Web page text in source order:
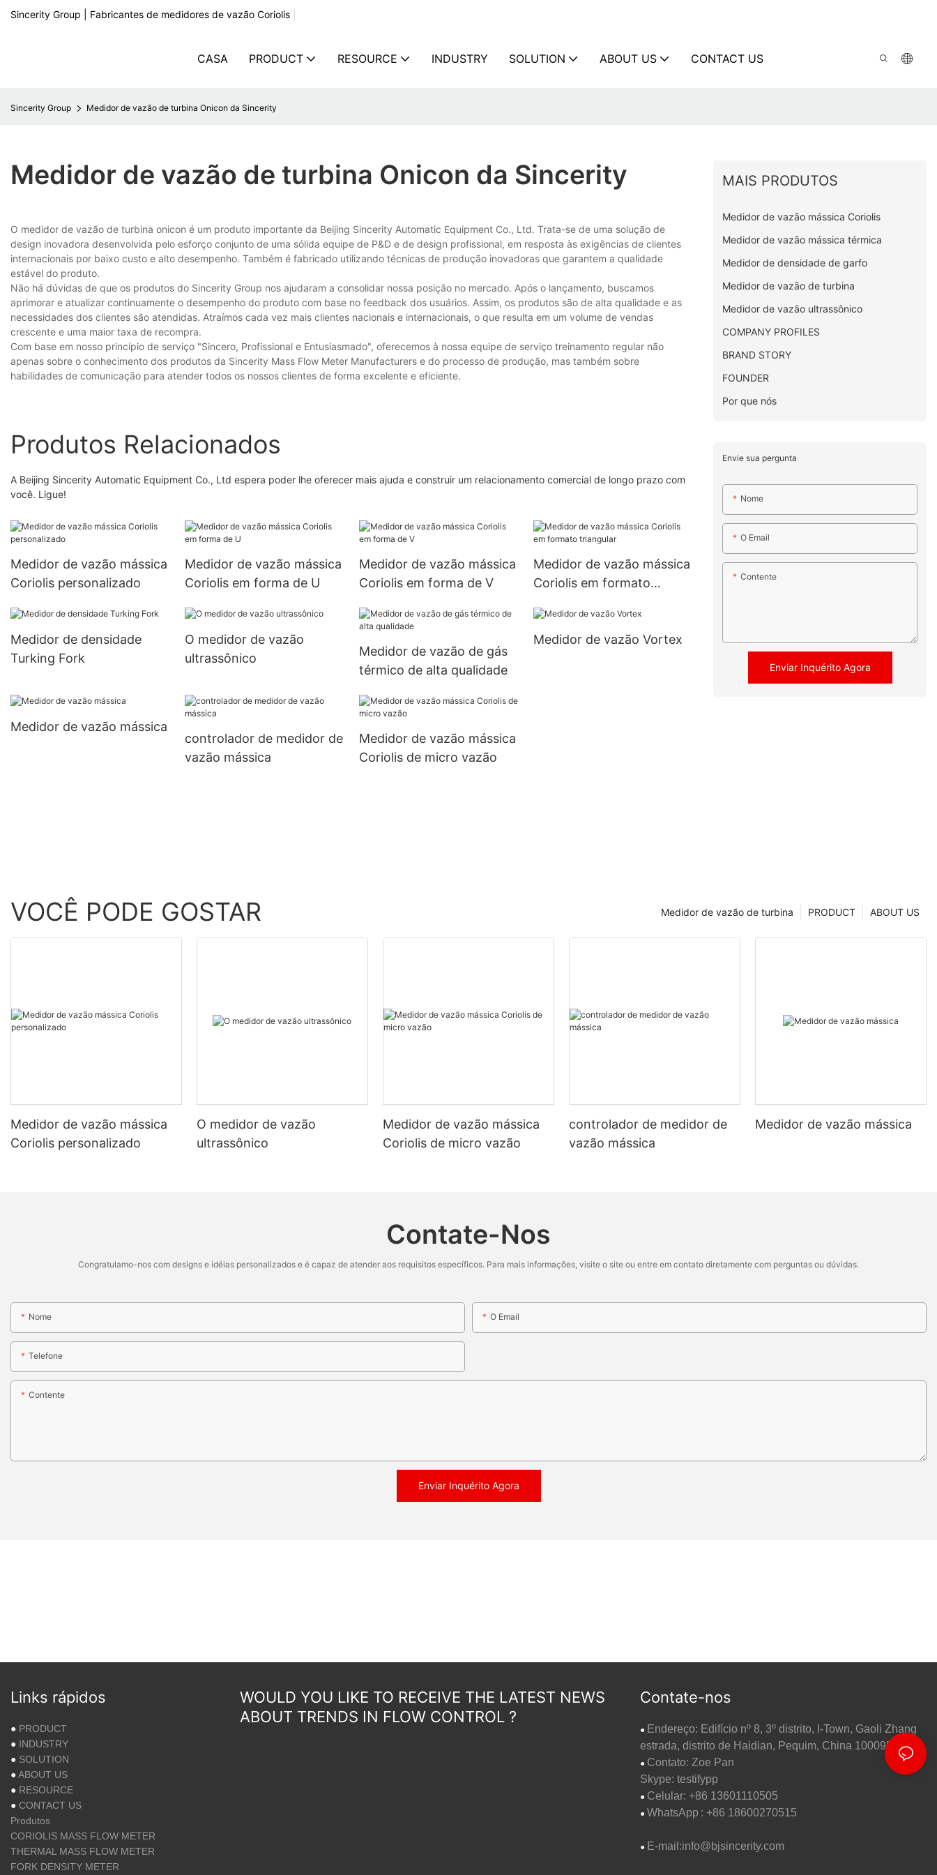
Sincerity Group | Fabricantes de medidores de vazão Coriolis
CASA PRODUCT RESOURCE INDUSTRY SOLUTION ABOUT US CONTACT US
Sincerity Group Medidor de vazão de turbina Onicon da Sincerity
Medidor de vazão de turbina Onicon da Sincerity
O medidor de vazão de turbina onicon é um produto importante da Beijing Sincerity Automatic Equipment Co., Ltd. Trata-se de uma solução de
design inovadora desenvolvida pelo esforço conjunto de uma sólida equipe de P&D e de design profissional, em resposta às exigências de clientes
internacionais por baixo custo e alto desempenho. Também é fabricado utilizando técnicas de produção inovadoras que garantem a qualidade
estável do produto.
Não há dúvidas de que os produtos do Sincerity Group nos ajudaram a consolidar nossa posição no mercado. Após o lançamento, buscamos
aprimorar e atualizar continuamente o desempenho do produto com base no feedback dos usuários. Assim, os produtos são de alta qualidade e as
necessidades dos clientes são atendidas. Atraímos cada vez mais clientes nacionais e internacionais, o que resulta em um volume de vendas
crescente e uma maior taxa de recompra.
Com base em nosso princípio de serviço "Sincero, Profissional e Entusiasmado", oferecemos à nossa equipe de serviço treinamento regular não
apenas sobre o conhecimento dos produtos da Sincerity Mass Flow Meter Manufacturers e do processo de produção, mas também sobre
habilidades de comunicação para atender todos os nossos clientes de forma excelente e eficiente.
Produtos Relacionados
A Beijing Sincerity Automatic Equipment Co., Ltd espera poder lhe oferecer mais ajuda e construir um relacionamento comercial de longo prazo com
você. Ligue!
Medidor de vazão mássica
Coriolis personalizado
Medidor de vazão mássica
Coriolis em forma de U
Medidor de vazão mássica
Coriolis em forma de V
Medidor de vazão mássica
Coriolis em formato
Medidor de densidade
Turking Fork
O medidor de vazão
ultrassônico
Medidor de vazão de gás
térmico de alta qualidade
Medidor de vazão Vortex
Medidor de vazão mássica
controlador de medidor de
vazão mássica
Medidor de vazão mássica
Coriolis de micro vazão
MAIS PRODUTOS
Medidor de vazão mássica Coriolis
Medidor de vazão mássica térmica
Medidor de densidade de garfo
Medidor de vazão de turbina
Medidor de vazão ultrassônico
COMPANY PROFILES
BRAND STORY
FOUNDER
Por que nós
Envie sua pergunta
Nome
O Email
Contente
Enviar Inquérito Agora
VOCÊ PODE GOSTAR ABOUT US
PRODUCT
Medidor de vazão de turbina
Medidor de vazão mássica
Coriolis personalizado
O medidor de vazão
ultrassônico
Medidor de vazão mássica
Coriolis de micro vazão
controlador de medidor de
vazão mássica
Medidor de vazão mássica
Contate-Nos
Congratulamo-nos com designs e idéias personalizados e é capaz de atender aos requisitos específicos. Para mais informações, visite o site ou entre em contato diretamente com perguntas ou dúvidas.
Nome O Email
Telefone
Contente
Enviar Inquérito Agora
Links rápidos
● PRODUCT
● INDUSTRY
● SOLUTION
●ABOUT US
● RESOURCE
● CONTACT US
Produtos
CORIOLIS MASS FLOW METER
THERMAL MASS FLOW METER
FORK DENSITY METER
WOULD YOU LIKE TO RECEIVE THE LATEST NEWS
ABOUT TRENDS IN FLOW CONTROL ?
Contate-nos
● Endereço: Edifício nº 8, 3º distrito, I-Town, Gaoli Zhang
estrada, distrito de Haidian, Pequim, China 100095
● Contato: Zoe Pan
Skype: testifypp
● Celular: +86 13601110505
● WhatsApp : +86 18600270515
● E-mail:info@bjsincerity.com